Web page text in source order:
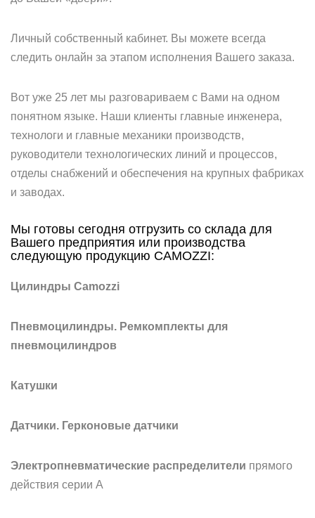
Личный собственный кабинет. Вы можете всегда
следить онлайн за этапом исполнения Вашего заказа.
Вот уже 25 лет мы разговариваем с Вами на одном
понятном языке. Наши клиенты главные инженера,
технологи и главные механики производств,
руководители технологических линий и процессов,
отделы снабжений и обеспечения на крупных фабриках
и заводах.
Мы готовы сегодня отгрузить со склада для
Вашего предприятия или производства
следующую продукцию CAMOZZI:
Цилиндры Camozzi
Пневмоцилиндры. Ремкомплекты для
пневмоцилиндров
Катушки
Датчики. Герконовые датчики
Электропневматические распределители прямого
действия серии А